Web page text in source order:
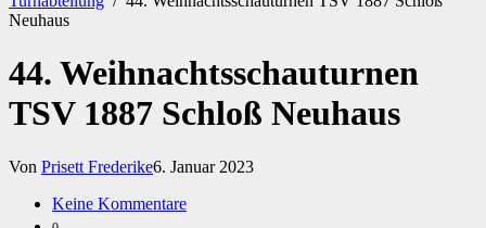
Neuhaus
44. Weihnachtsschauturnen
TSV 1887 Schloß Neuhaus
Von Prisett Frederike6. Januar 2023
Keine Kommentare